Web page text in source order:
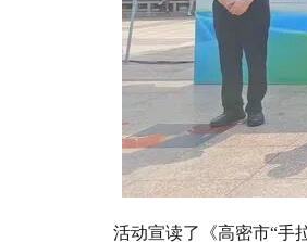
活动宣读了《高密市“手